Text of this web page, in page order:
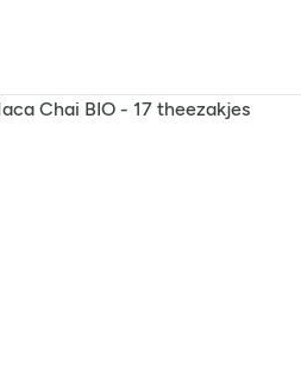
Chai BIO - 17 theezakjes